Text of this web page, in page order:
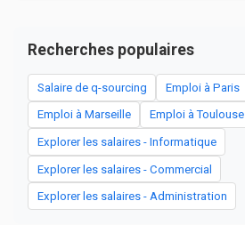
Recherches populaires
Salaire de q-sourcing Emploi à Paris
Emploi à Marseille Emploi à Toulouse
Explorer les salaires - Informatique
Explorer les salaires - Commercial
Explorer les salaires - Administration